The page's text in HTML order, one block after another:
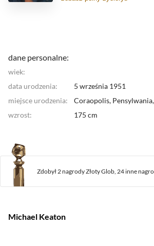
który obsadził go w tytułowej
zdecydował się na
mrocznego rycerza "Powrót
sukcesu. Kolejne filmy z
dane personalne:
wiek:
data urodzenia:
5 września 1951
miejsce urodzenia:
Coraopolis, Pensylwania,
wzrost:
175 cm
Zdobył 2 nagrody Złoty Glob, 24 inne
Michael Keaton